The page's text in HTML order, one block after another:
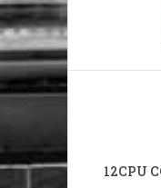
12CPU